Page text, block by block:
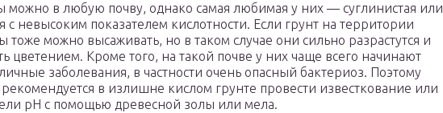
можно в любую почву, однако самая любимая у них — суглинистая или
с невысоким показателем кислотности. Если грунт на территории
тоже можно высаживать, но в таком случае они сильно разрастутся и
цветением. Кроме того, на такой почве у них чаще всего начинают
заболевания, в частности очень опасный бактериоз. Поэтому
в излишне кислом грунте провести известкование или
pH с помощью древесной золы или мела.